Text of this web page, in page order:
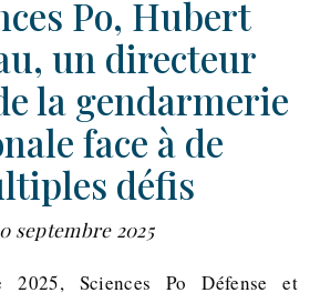
Po, Hubert
un directeur
la gendarmerie
face à de
défis
septembre 2025